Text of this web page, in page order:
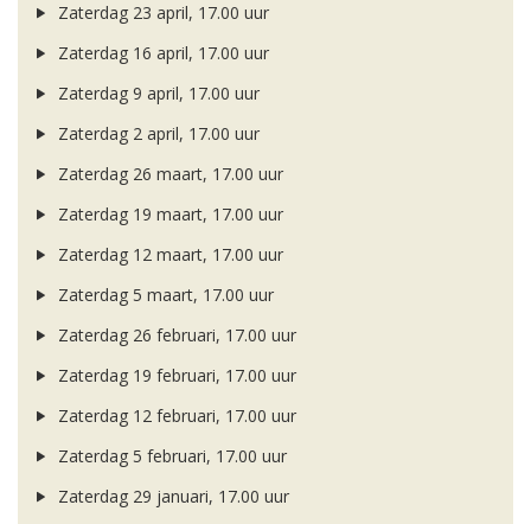
Zaterdag 23 april, 17.00 uur
Zaterdag 16 april, 17.00 uur
Zaterdag 9 april, 17.00 uur
Zaterdag 2 april, 17.00 uur
Zaterdag 26 maart, 17.00 uur
Zaterdag 19 maart, 17.00 uur
Zaterdag 12 maart, 17.00 uur
Zaterdag 5 maart, 17.00 uur
Zaterdag 26 februari, 17.00 uur
Zaterdag 19 februari, 17.00 uur
Zaterdag 12 februari, 17.00 uur
Zaterdag 5 februari, 17.00 uur
Zaterdag 29 januari, 17.00 uur